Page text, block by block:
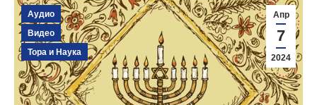
Апр
7
2024
Аудио
Видео
Тора и Наука